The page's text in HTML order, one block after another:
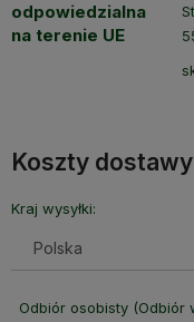
odpowiedzialna
na terenie UE
Koszty dostawy
Kraj wysyłki:
Odbiór osobisty(Odbiór